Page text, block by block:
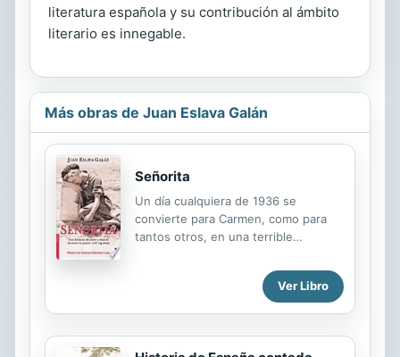
literatura española y su contribución al ámbito
literario es innegable.
Más obras de Juan Eslava Galán
Señorita
Un día cualquiera de 1936 se
convierte para Carmen, como para
tantos otros, en una terrible
sinsabores de la guerra, mancillada
en lo más íntimo y donde más duele,
Ver Libro